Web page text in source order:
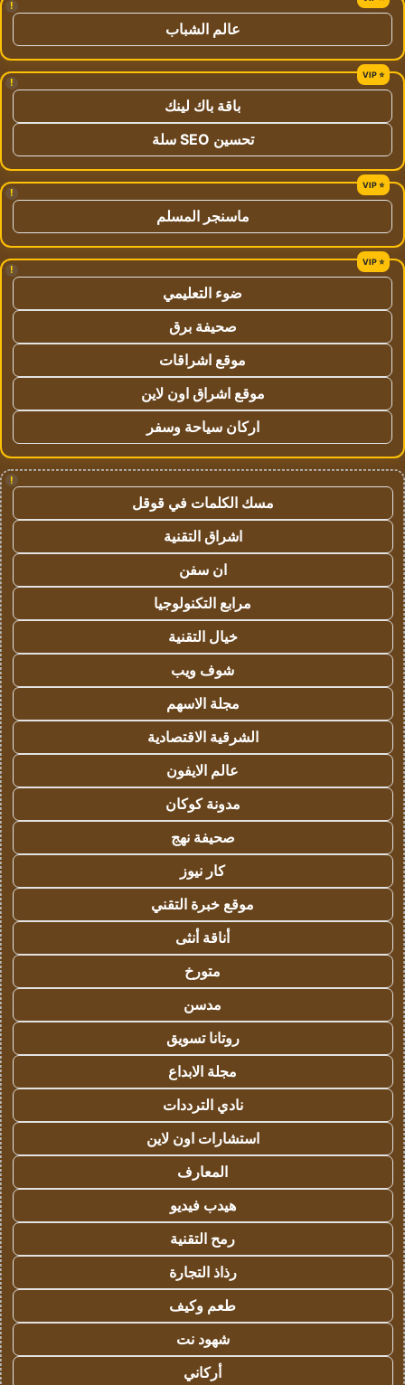
!
عالم الشباب
!
باقة باك لينك
تحسين SEO سلة
!
ماسنجر المسلم
!
ضوء التعليمي
صحيفة برق
موقع اشراقات
موقع اشراق اون لاين
اركان سياحة وسفر
!
مسك الكلمات في قوقل
اشراق التقنية
ان سفن
مرابع التكنولوجيا
خيال التقنية
شوف ويب
مجلة الاسهم
الشرقية الاقتصادية
عالم الايفون
مدونة كوكان
صحيفة نهج
كار نيوز
موقع خبرة التقني
أناقة أنثى
متورخ
مدسن
روتانا تسويق
مجلة الابداع
نادي الترددات
استشارات اون لاين
المعارف
هيدب فيديو
رمح التقنية
رذاذ التجارة
طعم وكيف
شهود نت
أركاني